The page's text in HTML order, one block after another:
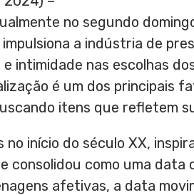
no segundo
a indústria de
intimidade nas escolhas
é um dos principais
itens que refletem
no início do século XX,
consolidou como uma data
afetivas, a data